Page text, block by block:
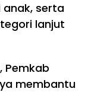
anak, serta
lanjut
Pemkab
membantu